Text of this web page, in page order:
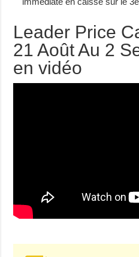
Leader Price
21 Août Au 2
en vidéo